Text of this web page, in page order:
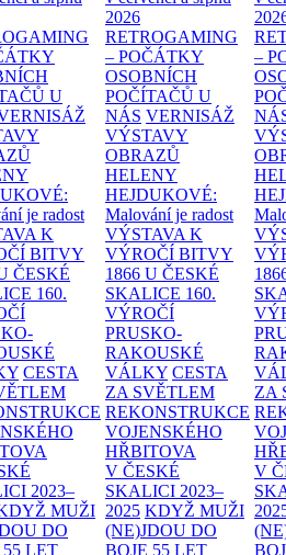
U
je radost
K
BITVY
ČESKÉ
160.
CESTA
2023–
MUŽI
DO
55 LET
2026
RETROGAMING
– POČÁTKY
OSOBNÍCH
POČÍTAČŮ U
NÁS VERNISÁŽ
VÝSTAVY
OBRAZŮ
HELENY
HEJDUKOVÉ:
Malování je radost
VÝSTAVA K
VÝROČÍ BITVY
1866 U ČESKÉ
SKALICE 160.
VÝROČÍ
PRUSKO-
RAKOUSKÉ
VÁLKY CESTA
ZA SVĚTLEM
REKONSTRUKCE
VOJENSKÉHO
HŘBITOVA
V ČESKÉ
SKALICI 2023–
2025 KDYŽ MUŽI
(NE)JDOU DO
BOJE 55 LET
–
ZA
V